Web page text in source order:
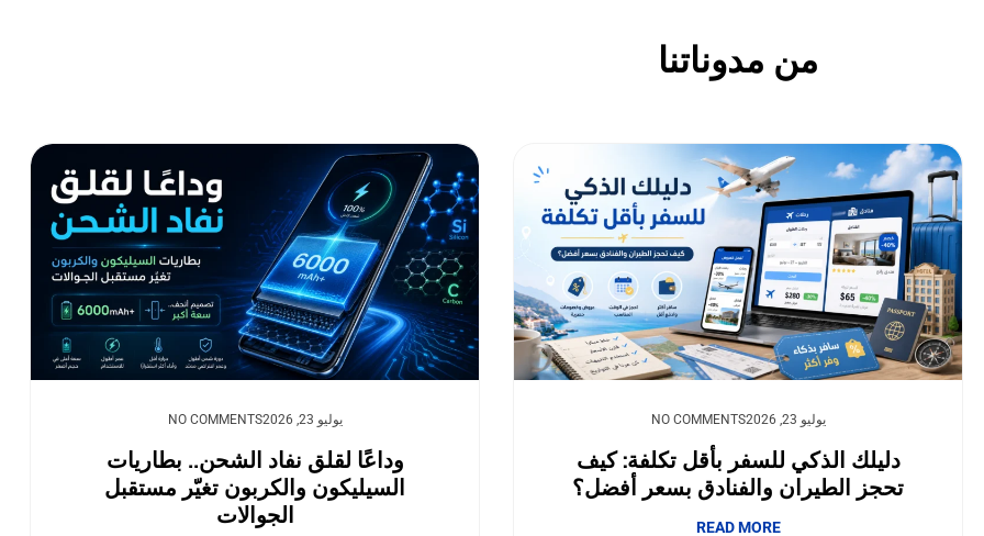
من مدوناتنا
يوليو 23, 2026 NO COMMENTS
دليلك الذكي للسفر بأقل تكلفة: كيف
تحجز الطيران والفنادق بسعر أفضل؟
READ MORE
يوليو 23, 2026 NO COMMENTS
وداعًا لقلق نفاد الشحن.. بطاريات
السيليكون والكربون تغيّر مستقبل
الجوالات